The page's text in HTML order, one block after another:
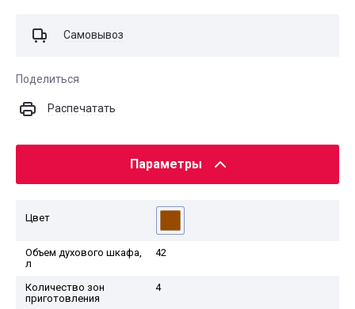
Самовывоз
Поделиться
Распечатать
Параметры
Цвет
Объем духового шкафа,
л
42
Количество зон
приготовления
4